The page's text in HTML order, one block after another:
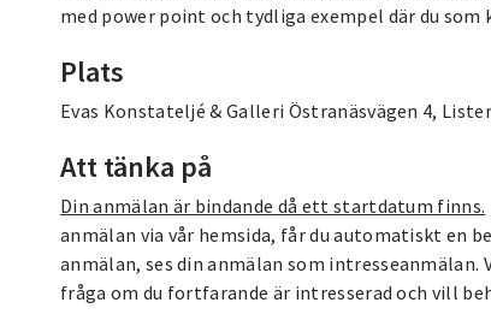
med power point och tydliga exempel där du
Plats
Evas Konstateljé & Galleri Östranäsvägen 4,
Att tänka på
Din anmälan är bindande då ett startdatum finns.
anmälan via vår hemsida, får du automatiskt en
anmälan, ses din anmälan som
fråga om du fortfarande är intresserad och vill